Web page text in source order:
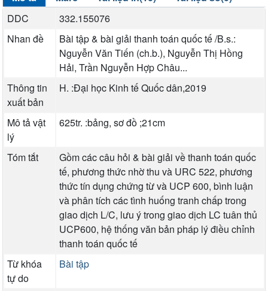
DDC
332.155076
Nhan đề
Bài tập & bài giải thanh toán quốc tế /B.s.:
Nguyễn Văn Tiến (ch.b.), Nguyễn Thị Hồng
Hải, Trần Nguyễn Hợp Châu...
Thông tin
xuất bản
H. :Đại học Kinh tế Quốc dân,2019
Mô tả vật
lý
625tr. :bảng, sơ đồ ;21cm
Tóm tắt
Gồm các câu hỏi & bài giải về thanh toán quốc
tế, phương thức nhờ thu và URC 522, phương
thức tín dụng chứng từ và UCP 600, bình luận
và phân tích các tình huống tranh chấp trong
giao dịch L/C, lưu ý trong giao dịch LC tuân thủ
UCP600, hệ thống văn bản pháp lý điều chỉnh
thanh toán quốc tế
Từ khóa
tự do
Bài tập